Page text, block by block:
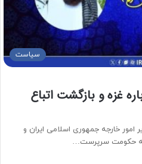
سیاست
غزه و بازگشت اتباع
امور خارجه جمهوری اسلامی ایران و
حکومت سرپرست…